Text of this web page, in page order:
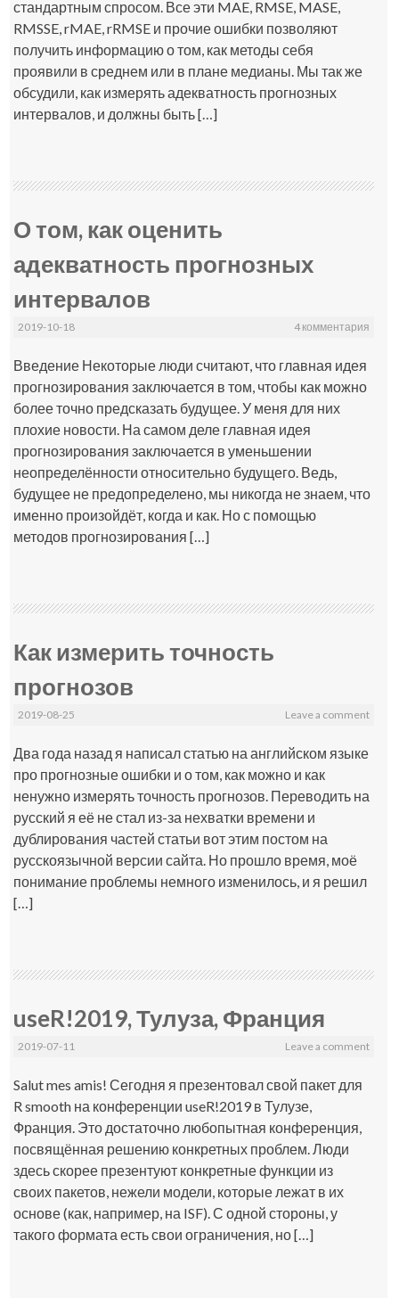
стандартным спросом. Все эти MAE, RMSE, MASE,
RMSSE, rMAE, rRMSE и прочие ошибки позволяют
получить информацию о том, как методы себя
проявили в среднем или в плане медианы. Мы так же
обсудили, как измерять адекватность прогнозных
интервалов, и должны быть […]
О том, как оценить
адекватность прогнозных
интервалов
2019-10-18 4 комментария
Введение Некоторые люди считают, что главная идея
прогнозирования заключается в том, чтобы как можно
более точно предсказать будущее. У меня для них
плохие новости. На самом деле главная идея
прогнозирования заключается в уменьшении
неопределённости относительно будущего. Ведь,
будущее не предопределено, мы никогда не знаем, что
именно произойдёт, когда и как. Но с помощью
методов прогнозирования […]
Как измерить точность
прогнозов
2019-08-25 Leave a comment
Два года назад я написал статью на английском языке
про прогнозные ошибки и о том, как можно и как
ненужно измерять точность прогнозов. Переводить на
русский я её не стал из-за нехватки времени и
дублирования частей статьи вот этим постом на
русскоязычной версии сайта. Но прошло время, моё
понимание проблемы немного изменилось, и я решил
[…]
useR!2019, Тулуза, Франция
2019-07-11 Leave a comment
Salut mes amis! Сегодня я презентовал свой пакет для
R smooth на конференции useR!2019 в Тулузе,
Франция. Это достаточно любопытная конференция,
посвящённая решению конкретных проблем. Люди
здесь скорее презентуют конкретные функции из
своих пакетов, нежели модели, которые лежат в их
основе (как, например, на ISF). С одной стороны, у
такого формата есть свои ограничения, но […]